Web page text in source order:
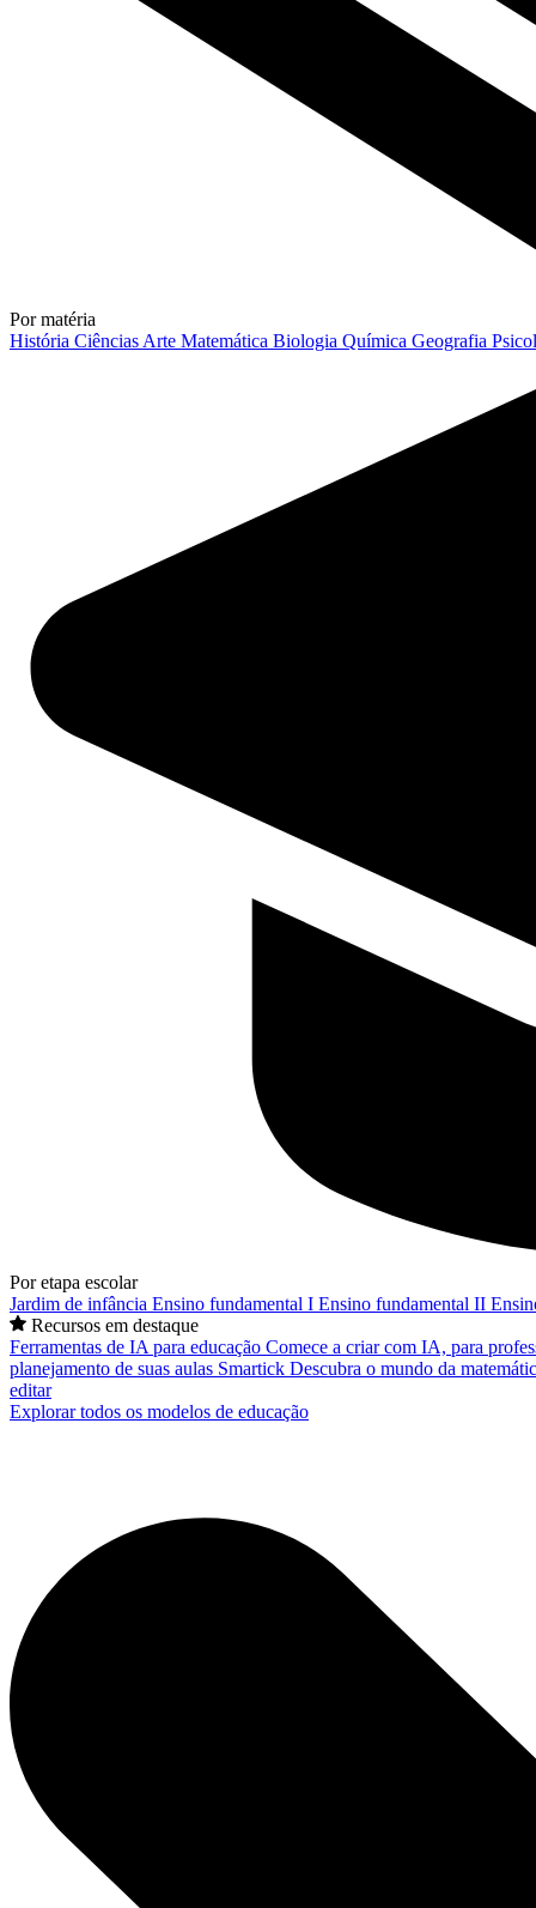
Por matéria
História Ciências Arte Matemática Biologia Química Geografia
Por etapa escolar
Jardim de infância Ensino fundamental I Ensino fundamental II
Recursos em destaque
Ferramentas de IA para educação Comece a criar com IA, para
planejamento de suas aulas Smartick Descubra o mundo da
editar
Explorar todos os modelos de educação